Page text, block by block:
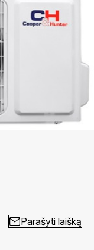
Parašyti laišką